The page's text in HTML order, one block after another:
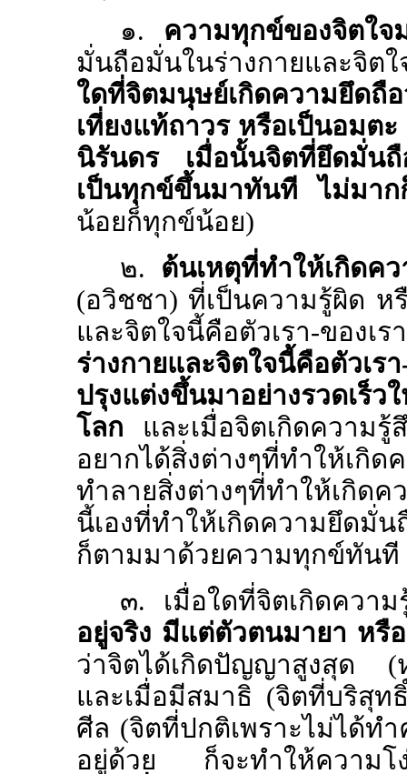
๑. ความทุกข์ของจิตใจ
มั่นถือมั่นในร่างกายและจิต
ใดที่จิตมนุษย์เกิดความยึดถื
เที่ยงแท้ถาวร หรือเป็นอมต
นิรันดร เมื่อนั้นจิตที่ยึดมั่นถื
เป็นทุกข์ขึ้นมาทันที ไม่มาก
น้อยก็ทุกข์น้อย)
๒. ต้นเหตุที่ทำให้เกิดค
(อวิชชา) ที่เป็นความรู้ผิด ห
และจิตใจนี้คือตัวเรา-
ร่างกายและจิตใจนี้คือตัวเ
ปรุงแต่งขึ้นมาอย่างรวดเร็ว
โลก และเมื่อจิตเกิดความ
อยากได้สิ่งต่างๆที่ทำให้เกิ
ทำลายสิ่งต่างๆที่ทำให้เกิด
นี้เองที่ทำให้เกิดความยึดมั่
ก็ตามมาด้วยความทุกข์ทันที
๓. เมื่อใดที่จิตเกิดควา
อยู่จริง มีแต่ตัวตนมายา หรื
ว่าจิตได้เกิดปัญญาสูงสุด (
และเมื่อมีสมาธิ (จิตที่บริสุ
ศีล (จิตที่ปกติเพราะไม่ได้ท
อยู่ด้วย ก็จะทำให้ความโ